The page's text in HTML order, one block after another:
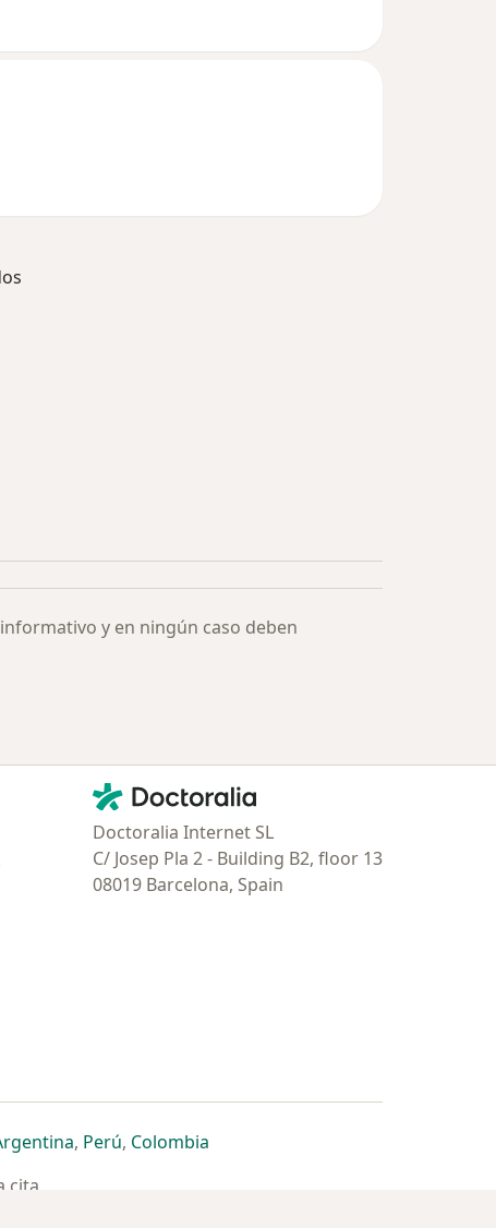
y en ningún caso deben
Contacto
Doctoralia - Página de inicio
Doctoralia Internet SL
C/ Josep Pla 2 - Building B2, floor 13
08019 Barcelona, Spain
pestaña
una nueva pestaña
abre en una nueva pestaña
se abre en una nueva pestaña
, Perúse abre en una nueva pestaña
, Colombiase abre en una nueva pestaña
cita